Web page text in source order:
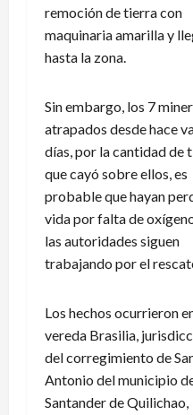
remoción de tierra con
maquinaria amarilla y
hasta la zona.
Sin embargo, los 7
atrapados desde hace
días, por la cantidad de
que cayó sobre ellos, es
probable que hayan
vida por falta de
las autoridades siguen
trabajando por el
Los hechos ocurrieron
vereda Brasilia,
del corregimiento de
Antonio del municipio
Santander de Quilichao,